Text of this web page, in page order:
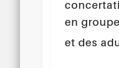
en
et des